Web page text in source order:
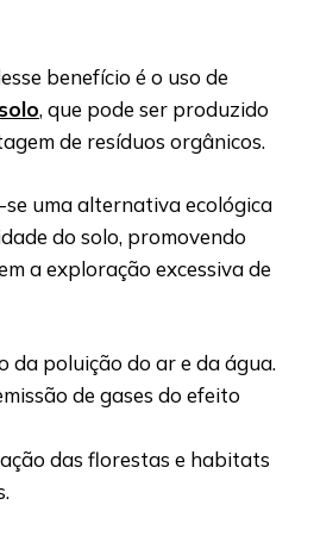
benefício é o uso de
, que pode ser produzido
de resíduos orgânicos.
uma alternativa ecológica
do solo, promovendo
a exploração excessiva de
da poluição do ar e da água.
de gases do efeito
das florestas e habitats